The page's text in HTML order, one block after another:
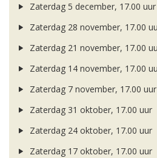
Zaterdag 5 december, 17.00 uur
Zaterdag 28 november, 17.00
Zaterdag 21 november, 17.00
Zaterdag 14 november, 17.00
Zaterdag 7 november, 17.00 uur
Zaterdag 31 oktober, 17.00 uur
Zaterdag 24 oktober, 17.00 uur
Zaterdag 17 oktober, 17.00 uur